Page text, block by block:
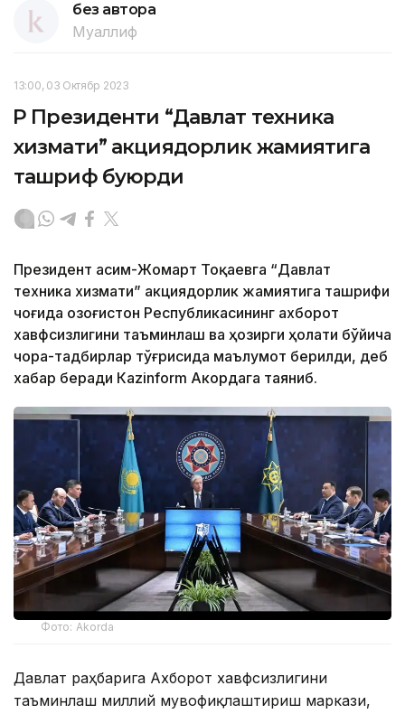
без автора
Муаллиф
13:00, 03 Октябр 2023
ҚР Президенти “Давлат техника
хизмати” акциядорлик жамиятига
ташриф буюрди
Президент Қасим-Жомарт Тоқаевга “Давлат
техника хизмати” акциядорлик жамиятига ташрифи
чоғида Қозоғистон Республикасининг ахборот
хавфсизлигини таъминлаш ва ҳозирги ҳолати бўйича
чора-тадбирлар тўғрисида маълумот берилди, деб
хабар беради Каzinform Акордага таяниб.
Фото: Akorda
Давлат раҳбарига Ахборот хавфсизлигини
таъминлаш миллий мувофиқлаштириш маркази,